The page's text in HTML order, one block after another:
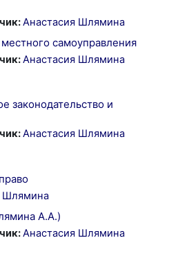
Анастасия Шлямина
самоуправления
Анастасия Шлямина
законодательство и
Анастасия Шлямина
Шлямина
А.А.)
Анастасия Шлямина